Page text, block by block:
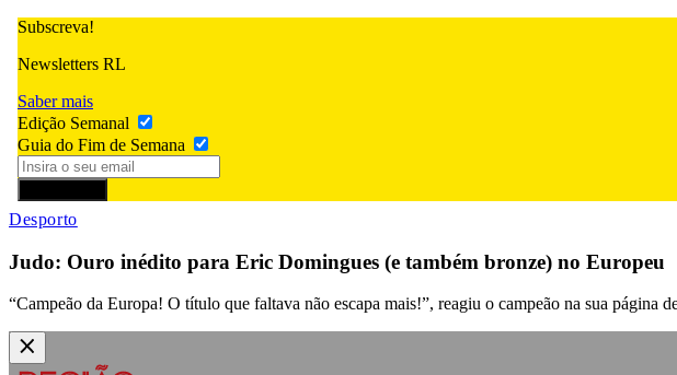
Subscreva!
Newsletters RL
Saber mais
Edição Semanal
Guia do Fim de Semana
Desporto
Judo: Ouro inédito para Eric Domingues (e também bronze) no Europeu
“Campeão da Europa! O título que faltava não escapa mais!”, reagiu o campeão na sua página